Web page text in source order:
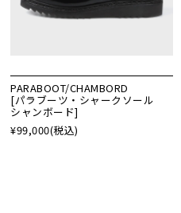
PARABOOT/CHAMBORD
[パラブーツ・シャークソール
シャンボード]
¥99,000(税込)